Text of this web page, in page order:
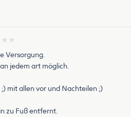
★ ★
Versorgung.
jedem art möglich.
mit allen vor und Nachteilen ;)
zu Fuß entfernt.